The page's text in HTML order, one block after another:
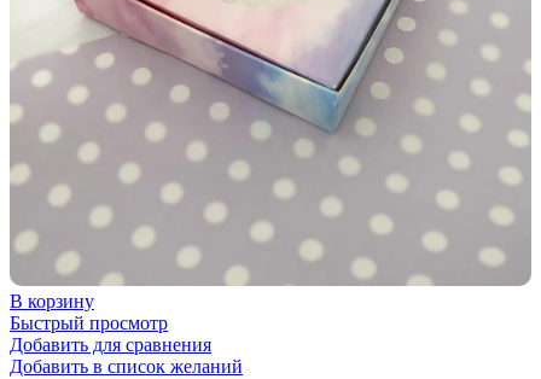
В корзину
Быстрый просмотр
Добавить для сравнения
Добавить в список желаний